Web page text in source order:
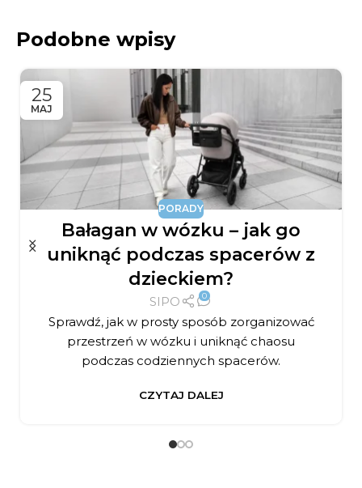
Podobne wpisy
25
MAJ
PORADY
Bałagan w wózku – jak go
uniknąć podczas spacerów z
dzieckiem?
SIPO 0
Sprawdź, jak w prosty sposób zorganizować
przestrzeń w wózku i uniknąć chaosu
podczas codziennych spacerów.
CZYTAJ DALEJ